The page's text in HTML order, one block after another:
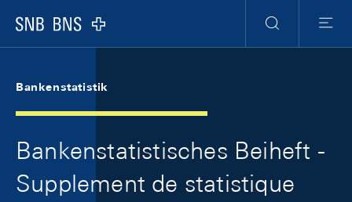
Logo
Suche
Menu
Bankenstatistik
Bankenstatistisches Beiheft -
Supplement de statistique